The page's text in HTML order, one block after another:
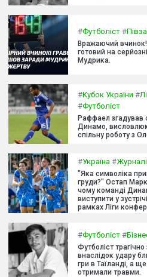
#Футболіст #
Вражаючий вчинок!
готовий на
Мудрика.
#Кубок України #
#Футболіст
Раффаел згадував
Динамо,
спільну роботу з
#Україна #
"Яка символіка
груди?" Остап
чому команді
виступити у
рамках Ліги
#Футболіст #
Футболіст трагічно
внаслідок удару
гри в Таїланді, а ще
отримали травми.